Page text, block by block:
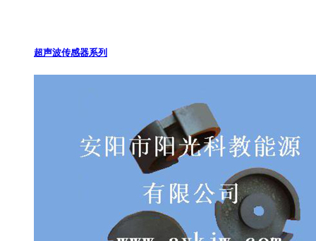
超声波传感器系列